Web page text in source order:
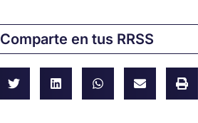
Comparte en tus RRSS